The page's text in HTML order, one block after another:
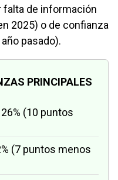
falta de información
2025) o de confianza
pasado).
PRINCIPALES
26% (10 puntos
(7 puntos menos